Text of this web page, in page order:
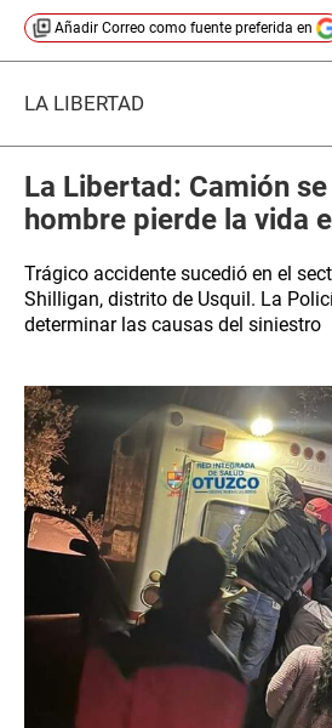
Añadir Correo como fuente preferida en
LA LIBERTAD
La Libertad: Camión
hombre pierde la vida
Trágico accidente sucedió en el
Shilligan, distrito de Usquil. La
determinar las causas del siniestro